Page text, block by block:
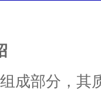
成部分，其